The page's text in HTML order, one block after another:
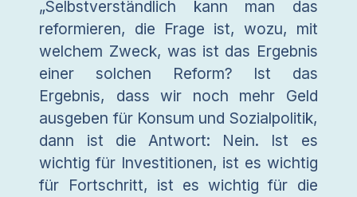
„Selbstverständlich kann man das
reformieren, die Frage ist, wozu, mit
welchem Zweck, was ist das Ergebnis
einer solchen Reform? Ist das
Ergebnis, dass wir noch mehr Geld
ausgeben für Konsum und Sozialpolitik,
dann ist die Antwort: Nein. Ist es
wichtig für Investitionen, ist es wichtig
für Fortschritt, ist es wichtig für die